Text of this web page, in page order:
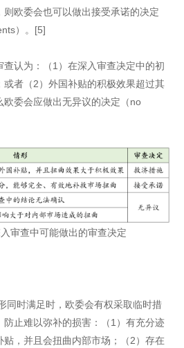
欧委会也可以做出接受承诺的决定
）。[5]
认为：（1）在深入审查决定中的初
者（2）外国补贴的积极效果超过其
欧委会应做出无异议的决定（no
审查中可能做出的审查决定
同时满足时，欧委会有权采取临时措
止难以弥补的损害：（1）有充分迹
，并且会扭曲内部市场；（2）存在